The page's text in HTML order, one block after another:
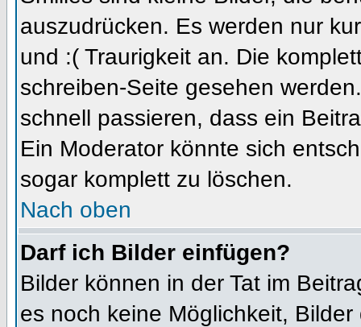
auszudrücken. Es werden nur
und :( Traurigkeit an. Die
schreiben-Seite gesehen
schnell passieren, dass ein
Ein Moderator könnte sich
sogar komplett zu löschen.
Nach oben
Darf ich Bilder einfügen?
Bilder können in der Tat im
es noch keine Möglichkeit,